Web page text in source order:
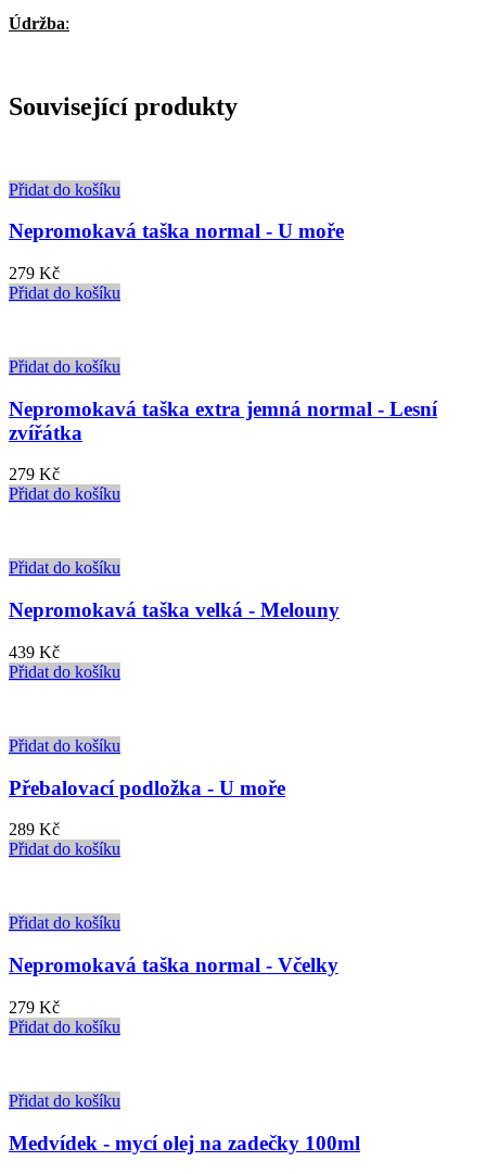
Údržba:
Související produkty
Přidat do košíku
Nepromokavá taška normal - U moře
279 Kč
Přidat do košíku
Přidat do košíku
Nepromokavá taška extra jemná normal - Lesní
zvířátka
279 Kč
Přidat do košíku
Přidat do košíku
Nepromokavá taška velká - Melouny
439 Kč
Přidat do košíku
Přidat do košíku
Přebalovací podložka - U moře
289 Kč
Přidat do košíku
Přidat do košíku
Nepromokavá taška normal - Včelky
279 Kč
Přidat do košíku
Přidat do košíku
Medvídek - mycí olej na zadečky 100ml